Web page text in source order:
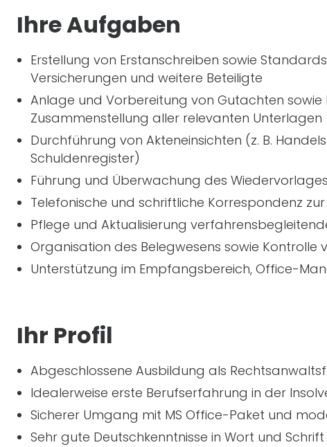
Ihre Aufgaben
Erstellung von Erstanschreiben sowie
Versicherungen und weitere Beteiligte
Anlage und Vorbereitung von Gutachten sowie
Zusammenstellung aller relevanten Unterlagen
Durchführung von Akteneinsichten (z. B.
Schuldenregister)
Führung und Überwachung des
Telefonische und schriftliche Korrespondenz
Pflege und Aktualisierung
Organisation des Belegwesens sowie Kontrolle
Unterstützung im Empfangsbereich, Office-
Ihr Profil
Abgeschlossene Ausbildung als
Idealerweise erste Berufserfahrung in der
Sicherer Umgang mit MS Office-Paket und
Sehr gute Deutschkenntnisse in Wort und